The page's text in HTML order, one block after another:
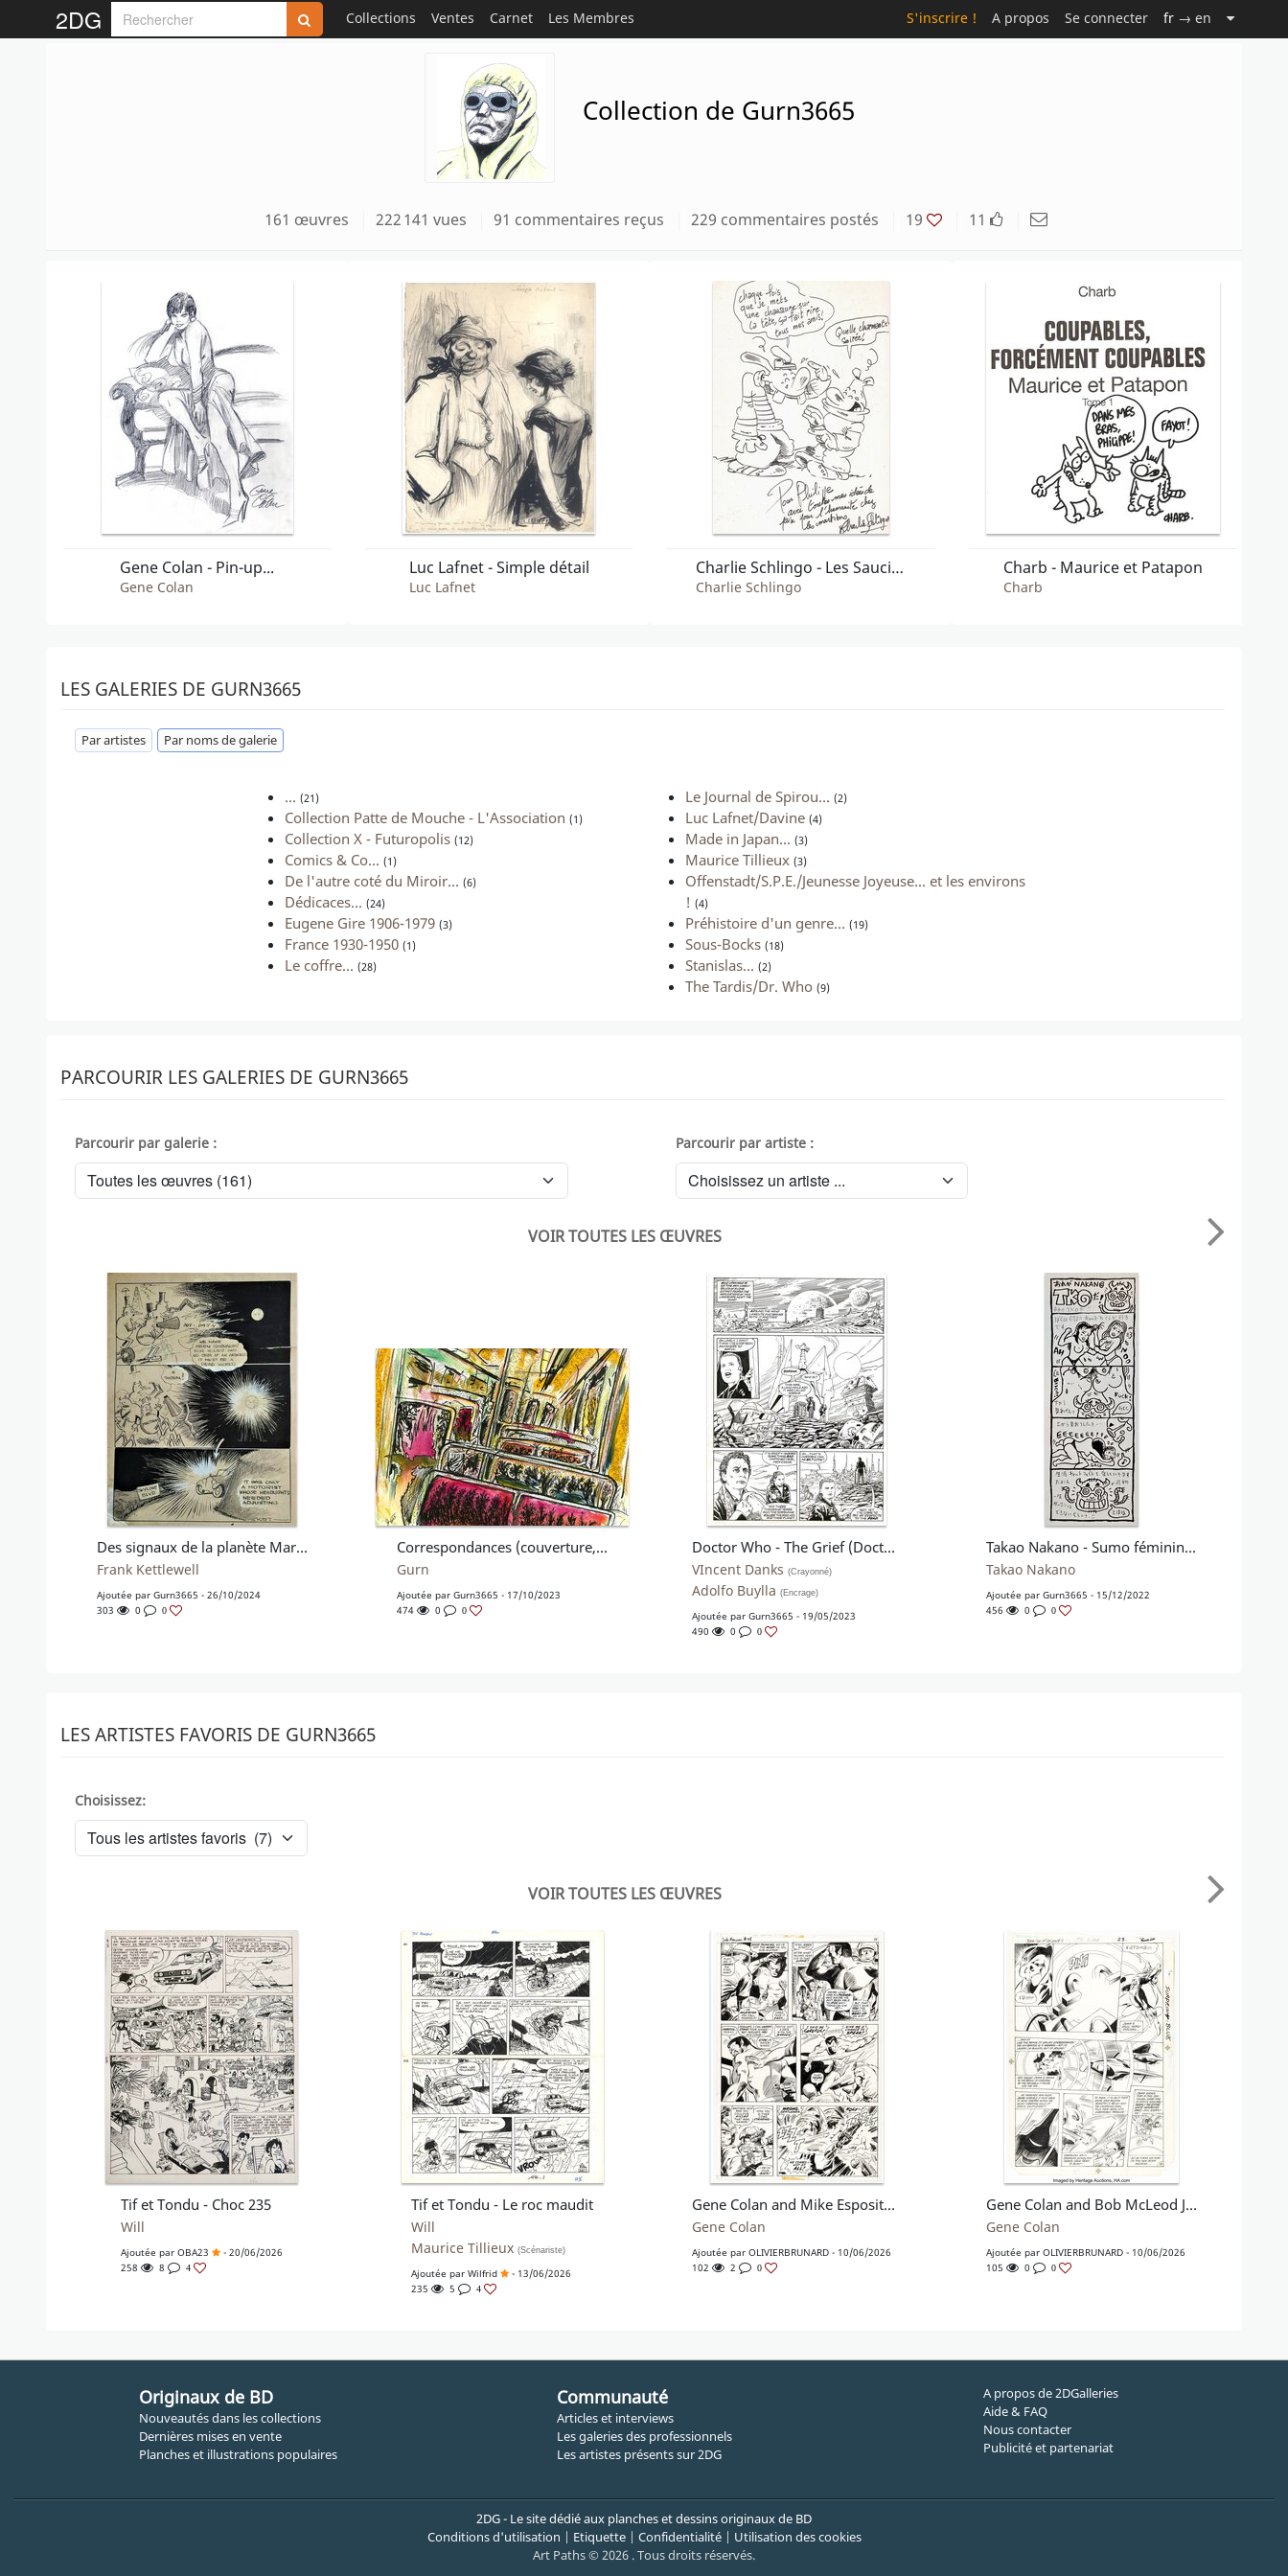
2DG Collections Ventes Carnet Les Membres S'inscrire ! A propos Se connecter fr → en
Collection de Gurn3665
161 œuvres 222 141 vues 91 commentaires reçus 229 commentaires postés 19 11
Gene Colan - Pin-up...
Gene Colan
Luc Lafnet - Simple détail
Luc Lafnet
Charlie Schlingo - Les Saucisses de l'Exploit
Charlie Schlingo
Charb - Maurice et Patapon
Charb
LES GALERIES DE GURN3665
Par artistes Par noms de galerie
... (21)
Collection Patte de Mouche - L'Association (1)
Collection X - Futuropolis (12)
Comics & Co... (1)
De l'autre coté du Miroir... (6)
Dédicaces... (24)
Eugene Gire 1906-1979 (3)
France 1930-1950 (1)
Le coffre... (28)
Le Journal de Spirou... (2)
Luc Lafnet/Davine (4)
Made in Japan... (3)
Maurice Tillieux (3)
Offenstadt/S.P.E./Jeunesse Joyeuse... et les environs
! (4)
Préhistoire d'un genre... (19)
Sous-Bocks (18)
Stanislas... (2)
The Tardis/Dr. Who (9)
PARCOURIR LES GALERIES DE GURN3665
Parcourir par galerie : Parcourir par artiste :
VOIR TOUTES LES ŒUVRES
Des signaux de la planète Mars !
Frank Kettlewell
Ajoutée par Gurn3665 - 26/10/2024
303
0 0
Correspondances (couverture, éditions Patayo 2023)
Gurn
Ajoutée parGurn3665 - 17/10/2023
474
0 0
Doctor Who - The Grief (Doctor Who Monthly 185, 1992)
VIncent Danks (Crayonné)
Adolfo Buylla (Encrage)
Ajoutée par Gurn3665 - 19/05/2023
490
0 0
Takao Nakano - Sumo féminin (1995)
Takao Nakano
Ajoutée parGurn3665 - 15/12/2022
456
0 0
LES ARTISTES FAVORIS DE GURN3665
Choisissez:
VOIR TOUTES LES ŒUVRES
Tif et Tondu - Choc 235
Will
Ajoutée parOBA23
- 20/06/2026
258
8 4
Tif et Tondu - Le roc maudit
Will
Maurice Tillieux(Scénariste)
Ajoutée parWilfrid
- 13/06/2026
235
5 4
Gene Colan and Mike Esposito Sub-Mariner #48 Story Page 7 Original Art (Marvel, 1972)
Gene Colan
Ajoutée par OLIVIERBRUNARD- 10/06/2026
102
2 0
Gene Colan and Bob McLeod Jemm, Son of Saturn #9 Story Page 18 Original Art (DC, 1985)
Gene Colan
Ajoutée parOLIVIERBRUNARD - 10/06/2026
105
0 0
Originaux de BD
Nouveautés dans les collections
Dernières mises en vente
Planches et illustrations populaires
Communauté
Articles et interviews
Les galeries des professionnels
Les artistes présents sur 2DG
A propos de 2DGalleries
Aide & FAQ
Nous contacter
Publicité et partenariat
2DG - Le site dédié aux planches et dessins originaux de BD
Conditions d'utilisation | Etiquette| Confidentialité| Utilisation des cookies
Art Paths © 2026 . Tous droits réservés.